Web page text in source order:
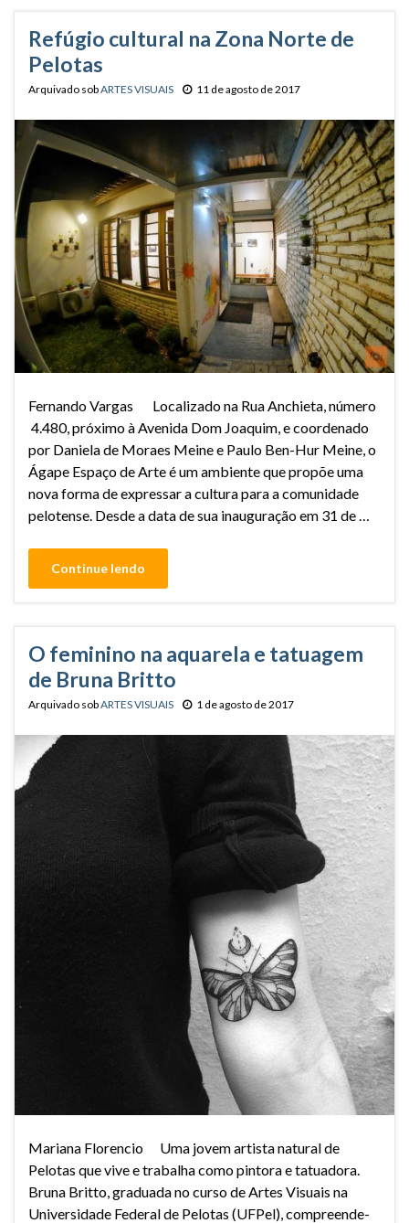
Refúgio cultural na Zona Norte de
Pelotas
Arquivado sobARTES VISUAIS 11 de agosto de 2017
Fernando Vargas Localizado na Rua Anchieta, número
4.480, próximo à Avenida Dom Joaquim, e coordenado
por Daniela de Moraes Meine e Paulo Ben-Hur Meine, o
Ágape Espaço de Arte é um ambiente que propõe uma
nova forma de expressar a cultura para a comunidade
pelotense. Desde a data de sua inauguração em 31 de …
Continue lendo
O feminino na aquarela e tatuagem
de Bruna Britto
Arquivado sobARTES VISUAIS 1 de agosto de 2017
Mariana Florencio Uma jovem artista natural de
Pelotas que vive e trabalha como pintora e tatuadora.
Bruna Britto, graduada no curso de Artes Visuais na
Universidade Federal de Pelotas (UFPel), compreende-